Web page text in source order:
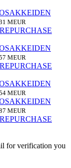
MEUR
MEUR
MEUR
MEUR
for verification you